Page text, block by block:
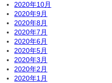
2020年10月
2020年9月
2020年8月
2020年7月
2020年6月
2020年5月
2020年3月
2020年2月
2020年1月